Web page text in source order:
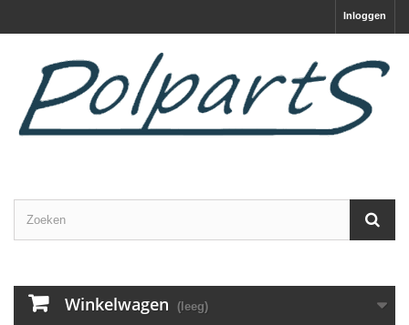
Inloggen
Winkelwagen (leeg)